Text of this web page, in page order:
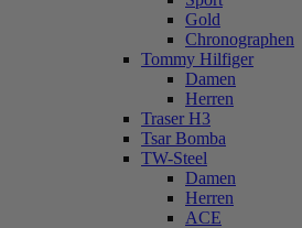
Gold
Chronographen
Tommy Hilfiger
Damen
Herren
Traser H3
Tsar Bomba
TW-Steel
Damen
Herren
ACE